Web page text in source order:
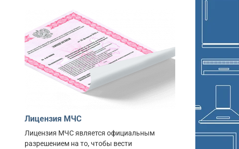
Лицензия МЧС
Лицензия МЧС является официальным
разрешением на то, чтобы вести